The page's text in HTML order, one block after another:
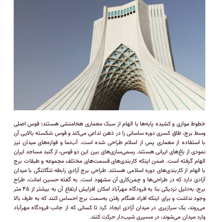
خطوط موازی و کشیده پایه‌ها با الهام از سبک معماری هخامنشی هستند؛ قوس اصلی
وسط برج، طاق کسری دوره ساسانی را در ذهن تداعی می‌کند و قوس شکسته بالایی آن
با استفاده از معماری پس از اسلام طراحی شده است. آب‌نما و فواره‌های میدان نیز
نمودی از باغ‌های ایرانی هستند. رسمی‌سازی‌های بین این دو قوس، از گنبد مساجد ایران
الهام گرفته است. ضمن اینکه کاربندی‌های قسمت‌های مختلف مجموعه و طبقات برج
با الهام از کاربندی‌های دوره اسلامی هستند. طراحی برج آزادی رابطه تنگاتنگی با میدان
آزادی دارد که در طراحی‌ها و چمن‌کاری آن مشهود است. به گفته حسین امانت، طراح
برج، به‌دلیل نزدیکی بنا به فرودگاه مهرآباد امکان افزایش ارتفاع آن به بیشتر از ۴۵ متر
وجود نداشت و برای اینکه افراد هنگام رفتن به‌سمت برج احساس کنند که به طرف بالا
می‌روند، یک سرازیری در میدان آزادی ایجاد کرد تا کسانی که از جانب فرودگاه مهرآباد
وارد میدان می‌شوند، در مسیری شیب‌دار حرکت کنند.